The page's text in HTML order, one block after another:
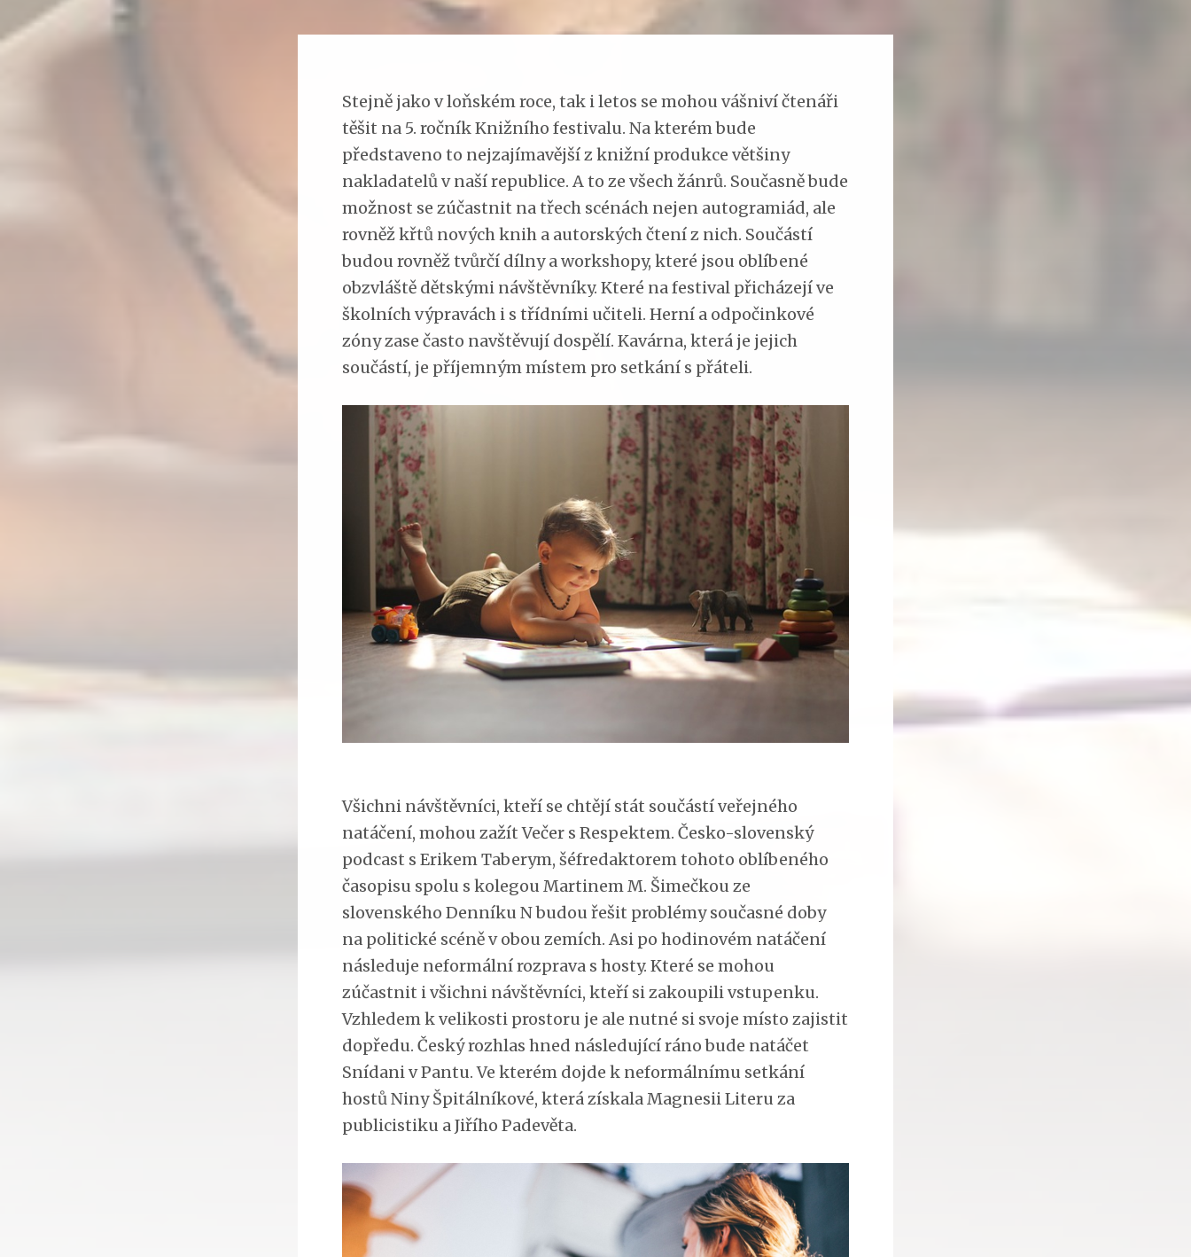
Stejně jako v loňském roce, tak i letos se mohou vášniví čtenáři
těšit na 5. ročník Knižního festivalu. Na kterém bude
představeno to nejzajímavější z knižní produkce většiny
nakladatelů v naší republice. A to ze všech žánrů. Současně bude
možnost se zúčastnit na třech scénách nejen autogramiád, ale
rovněž křtů nových knih a autorských čtení z nich. Součástí
budou rovněž tvůrčí dílny a workshopy, které jsou oblíbené
obzvláště dětskými návštěvníky. Které na festival přicházejí ve
školních výpravách i s třídními učiteli. Herní a odpočinkové
zóny zase často navštěvují dospělí. Kavárna, která je jejich
součástí, je příjemným místem pro setkání s přáteli.
Všichni návštěvníci, kteří se chtějí stát součástí veřejného
natáčení, mohou zažít Večer s Respektem. Česko-slovenský
podcast s Erikem Taberym, šéfredaktorem tohoto oblíbeného
časopisu spolu s kolegou Martinem M. Šimečkou ze
slovenského Denníku N budou řešit problémy současné doby
na politické scéně v obou zemích. Asi po hodinovém natáčení
následuje neformální rozprava s hosty. Které se mohou
zúčastnit i všichni návštěvníci, kteří si zakoupili vstupenku.
Vzhledem k velikosti prostoru je ale nutné si svoje místo zajistit
dopředu. Český rozhlas hned následující ráno bude natáčet
Snídani v Pantu. Ve kterém dojde k neformálnímu setkání
hostů Niny Špitálníkové, která získala Magnesii Literu za
publicistiku a Jiřího Padevěta.